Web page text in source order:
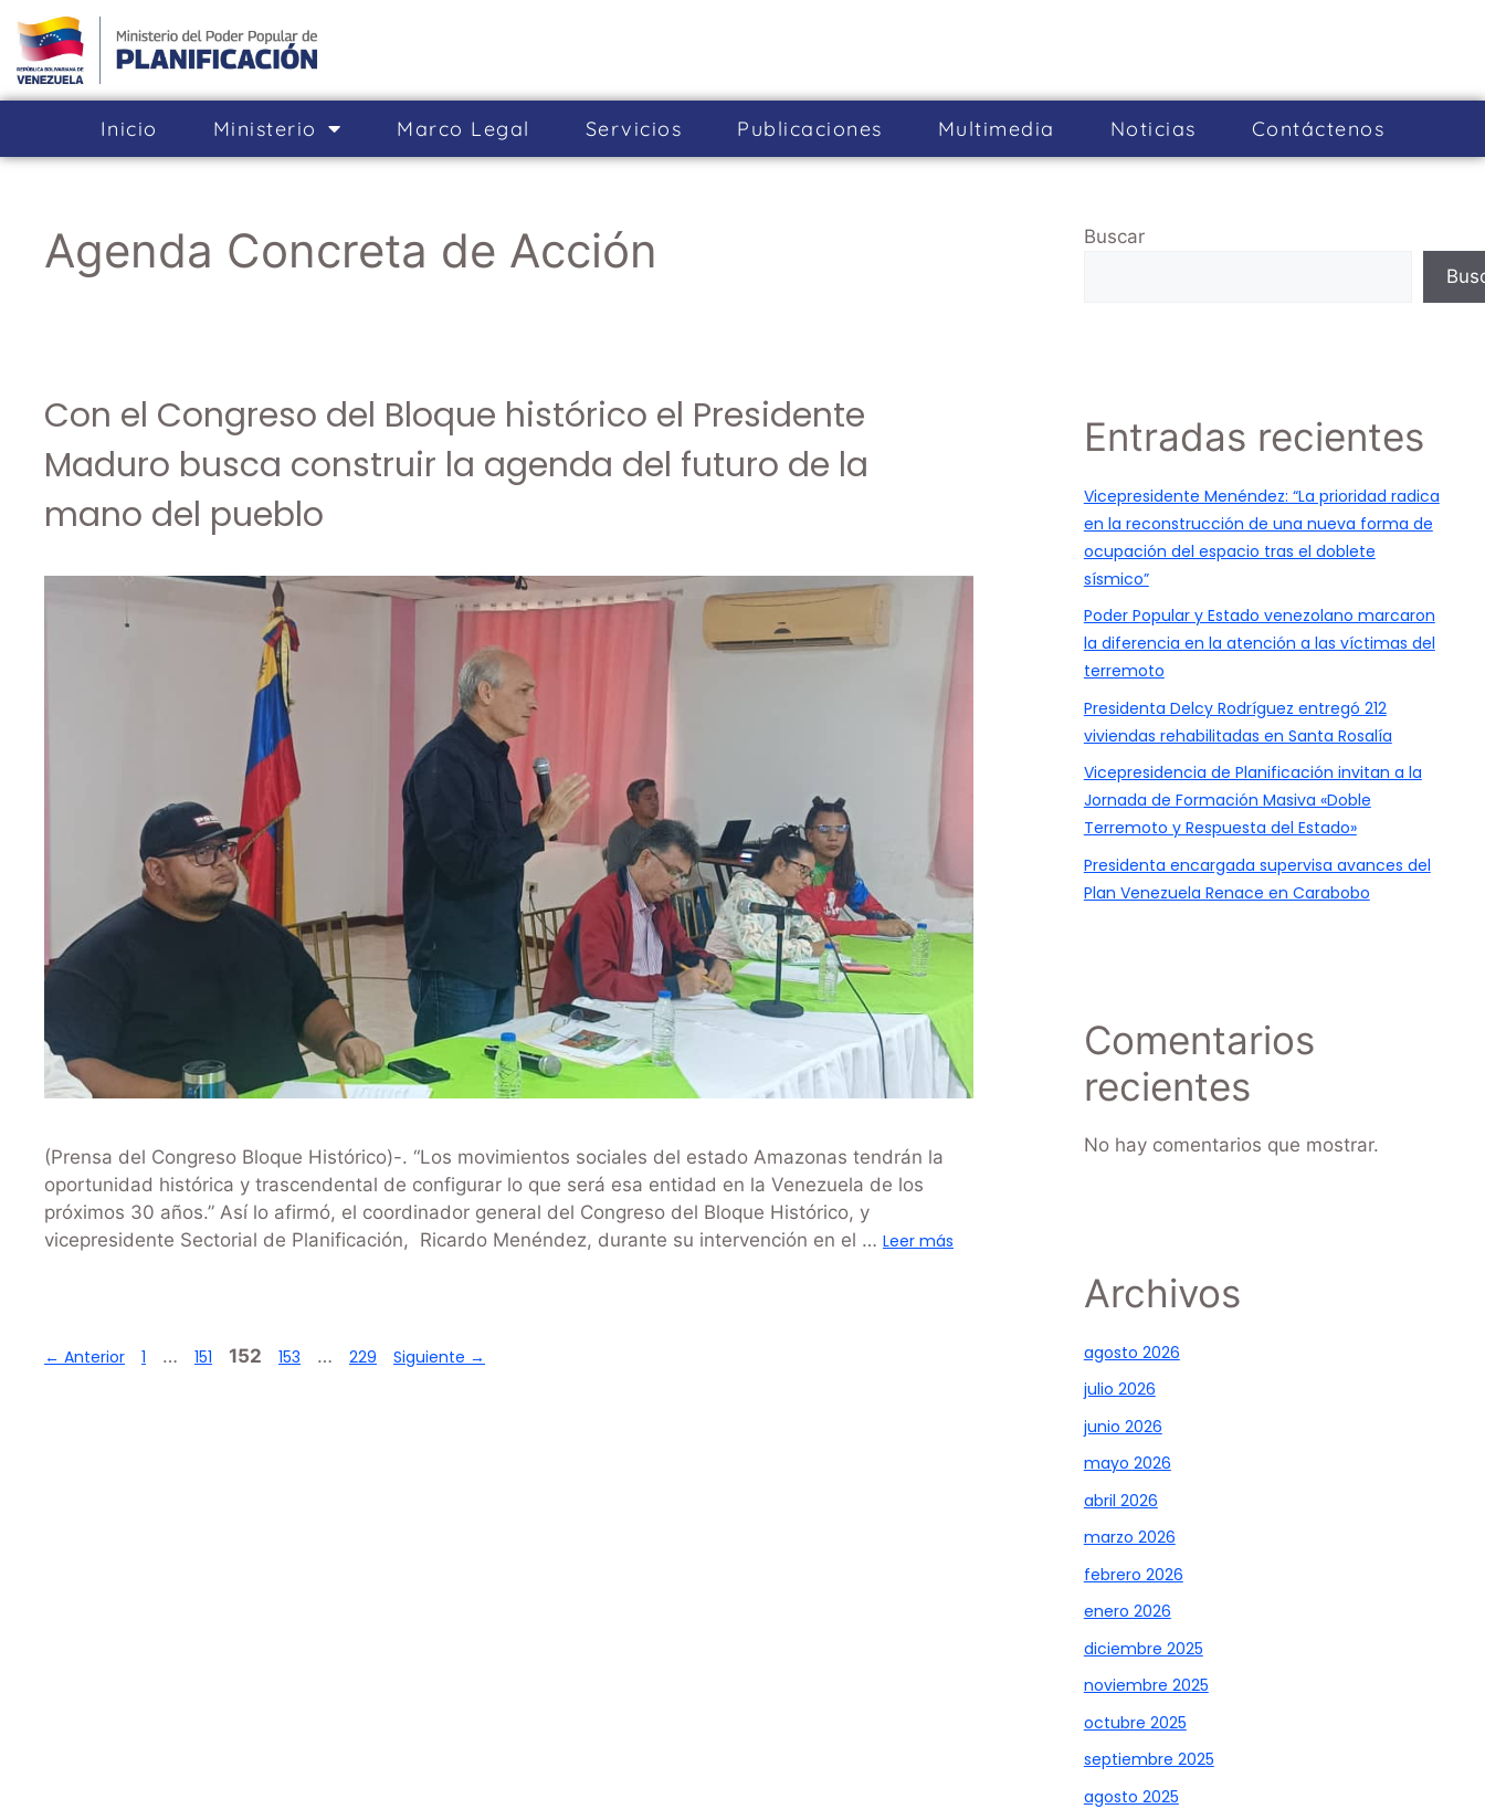
Inicio Ministerio Marco Legal Servicios Publicaciones Multimedia Noticias Cont­áctenos
Agenda Concreta de Acción
Con el Congreso del Bloque histórico el Presidente
Maduro busca construir la agenda del futuro de la
mano del pueblo
(Prensa del Congreso Bloque Histórico)-. “Los movimientos sociales del estado Amazonas tendrán la
oportunidad histórica y trascendental de configurar lo que será esa entidad en la Venezuela de los
próximos 30 años.” Así lo afirmó, el coordinador general del Congreso del Bloque Histórico, y
vicepresidente Sectorial de Planificación, Ricardo Menéndez, durante su intervención en el … Leer más
← Anterior 1 … 151 152 153 … 229 Siguiente →
Buscar
Entradas recientes
Vicepresidente Menéndez: “La prioridad radica
en la reconstrucción de una nueva forma de
ocupación del espacio tras el doblete
sísmico”
Poder Popular y Estado venezolano marcaron
la diferencia en la atención a las víctimas del
terremoto
Presidenta Delcy Rodríguez entregó 212
viviendas rehabilitadas en Santa Rosalía
Vicepresidencia de Planificación invitan a la
Jornada de Formación Masiva «Doble
Terremoto y Respuesta del Estado»
Presidenta encargada supervisa avances del
Plan Venezuela Renace en Carabobo
Comentarios
recientes
No hay comentarios que mostrar.
Archivos
agosto 2026
julio 2026
junio 2026
mayo 2026
abril 2026
marzo 2026
febrero 2026
enero 2026
diciembre 2025
noviembre 2025
octubre 2025
septiembre 2025
agosto 2025